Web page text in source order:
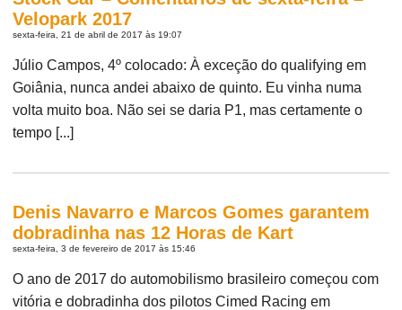
Velopark 2017
sexta-feira, 21 de abril de 2017 às 19:07
Júlio Campos, 4º colocado: À exceção do qualifying em
Goiânia, nunca andei abaixo de quinto. Eu vinha numa
volta muito boa. Não sei se daria P1, mas certamente o
tempo [...]
Denis Navarro e Marcos Gomes garantem
dobradinha nas 12 Horas de Kart
sexta-feira, 3 de fevereiro de 2017 às 15:46
O ano de 2017 do automobilismo brasileiro começou com
vitória e dobradinha dos pilotos Cimed Racing em